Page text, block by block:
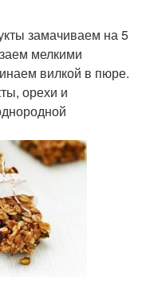
замачиваем на 5
мелкими
вилкой в пюре.
орехи и